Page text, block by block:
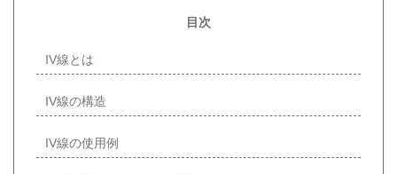
目次
IV線とは
IV線の構造
IV線の使用例